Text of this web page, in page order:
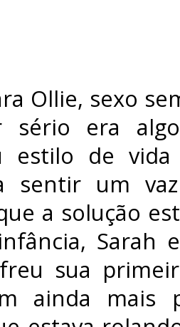
Ollie, sexo
sério era
estilo de vida
sentir um
a solução
Sarah
sua
ainda